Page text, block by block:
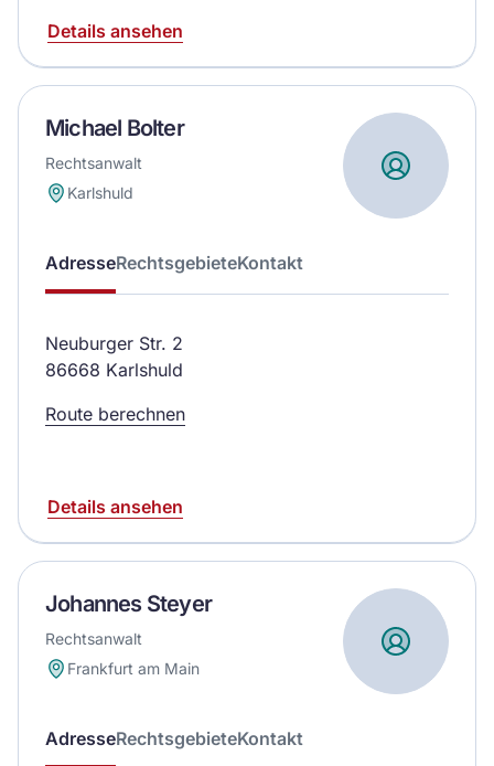
Details ansehen
Michael Bolter
Rechtsanwalt
Karlshuld
AdresseRechtsgebieteKontakt
Neuburger Str. 2
86668 Karlshuld
Route berechnen
Details ansehen
Johannes Steyer
Rechtsanwalt
Frankfurt am Main
AdresseRechtsgebieteKontakt